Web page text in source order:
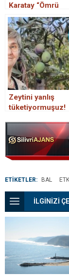
Karatay “Ömrü
uzatıyor” diyerek
tavsiye etti!
Zeytinyağını alıp,
evinizin baş
köşesine koyun
Zeytini yanlış
tüketiyormuşuz!
Karatay açıkladı:
Kısır kalırsınız
ETİKETLER: BAL
İLGİNİZİ